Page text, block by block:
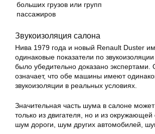
больших грузов или групп
пассажиров
Звукоизоляция салона
Нива 1979 года и новый Renault Duster
одинаковые показатели по
было убедительно доказано экспертами.
означает, что обе машины имеют
звукоизоляции в реальных условиях.
Значительная часть шума в салоне
только из двигателя, но и из окружающей
шум дороги, шум других автомобилей,